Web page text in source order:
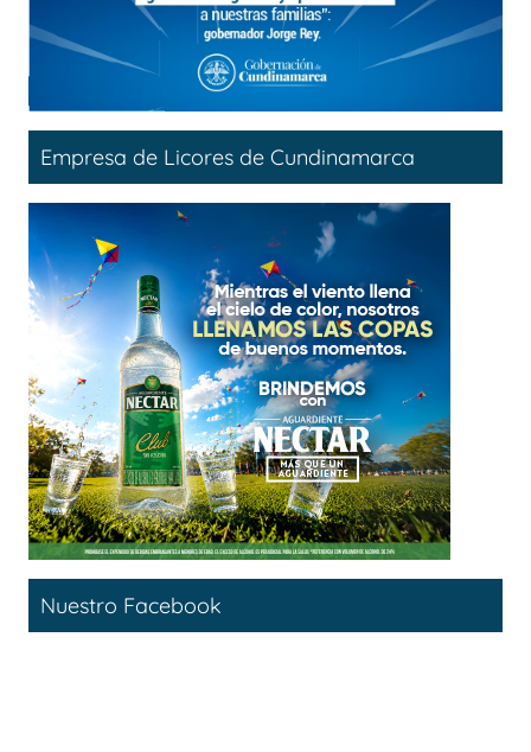
Empresa de Licores de Cundinamarca
Nuestro Facebook